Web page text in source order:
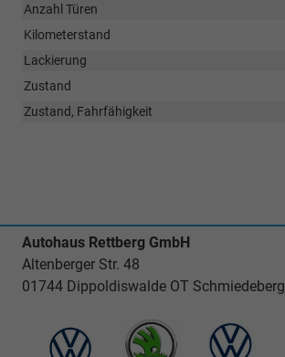
Anzahl Türen
Kilometerstand
Lackierung
Zustand
Zustand, Fahrfähigkeit
Autohaus Rettberg GmbH
Altenberger Str. 48
01744 Dippoldiswalde OT Schmiedeberg